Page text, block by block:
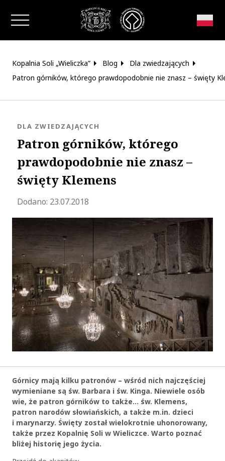
Zamknij okno
Kopalnia Soli „Wieliczka” Blog
Dla zwiedzających
Patron górników, którego prawdopodobnie nie znasz – święty
Patron górników, którego
prawdopodobnie nie znasz –
święty Klemens
KATEGORIA:
DLA ZWIEDZAJĄCYCH
Dodano: 23.07.2018Zaktualizowano 2023-07-31 10:50:11
Górnicy mają kilku patronów – wśród nich najczęściej
wymieniane są św. Barbara i św. Kinga. Niewiele osób
wie, że patron górników to także… św. Klemens,
patron narodów słowiańskich, a także m.in. dzieci
i marynarzy. Święty został wielokrotnie uhonorowany,
także przez Kopalnię Soli w Wieliczce. Warto poznać
bliżej historię jego życia.